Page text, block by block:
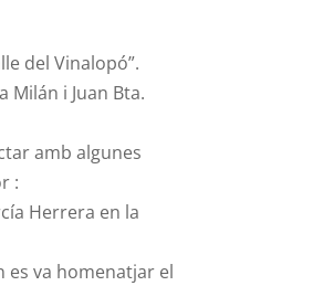
del Vinalopó”.
Milán i Juan Bta.
amb algunes
:
Herrera en la
es va homenatjar el